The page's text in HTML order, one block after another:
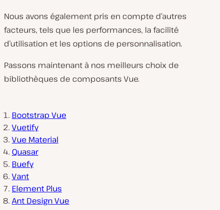
Nous avons également pris en compte d’autres
facteurs, tels que les performances, la facilité
d’utilisation et les options de personnalisation.
Passons maintenant à nos meilleurs choix de
bibliothèques de composants Vue.
Bootstrap Vue
Vuetify
Vue Material
Quasar
Buefy
Vant
Element Plus
Ant Design Vue